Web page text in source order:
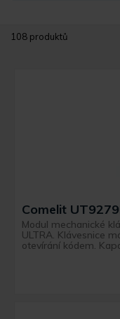
108 produktů
Comelit
Modul mechanické
ULTRA. Klávesnice
otevírání kódem.